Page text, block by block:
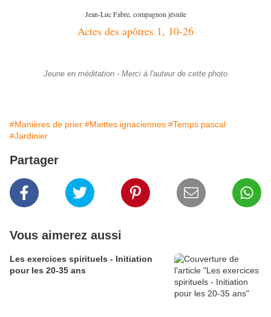
Jean-Luc Fabre, compagnon jésuite
Actes des apôtres 1, 10-26
Jeune en méditation - Merci à l'auteur de cette photo
#Manières de prier #Miettes ignaciennes #Temps pascal
#Jardinier
Partager
Vous aimerez aussi
Les exercices spirituels - Initiation
pour les 20-35 ans